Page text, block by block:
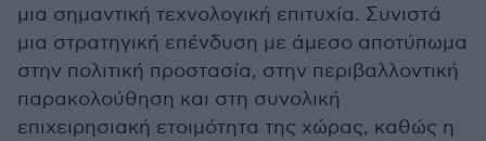
μια σημαντική τεχνολογική επιτυχία. Συνιστά
μια στρατηγική επένδυση με άμεσο αποτύπωμα
στην πολιτική προστασία, στην περιβαλλοντική
παρακολούθηση και στη συνολική
επιχειρησιακή ετοιμότητα της χώρας, καθώς η